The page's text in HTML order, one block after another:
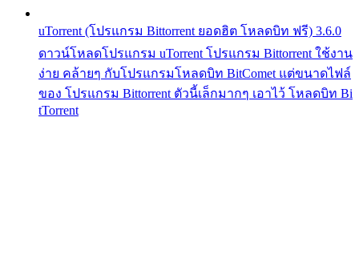
uTorrent (โปรแกรม Bittorrent ยอดฮิต โหลดบิท ฟรี) 3.6.0
ดาวน์โหลดโปรแกรม uTorrent โปรแกรม Bittorrent ใช้งาน
ง่าย คล้ายๆ กับโปรแกรมโหลดบิท BitComet แต่ขนาดไฟล์
ของ โปรแกรม Bittorrent ตัวนี้เล็กมากๆ เอาไว้ โหลดบิท Bi
tTorrent